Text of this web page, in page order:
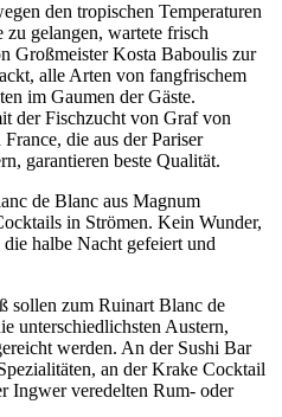
den tropischen Temperaturen
zu gelangen, wartete frisch
Großmeister Kosta Baboulis zur
alle Arten von fangfrischem
im Gaumen der Gäste.
der Fischzucht von Graf von
die aus der Pariser
garantieren beste Qualität.
de Blanc aus Magnum
in Strömen. Kein Wunder,
halbe Nacht gefeiert und
sollen zum Ruinart Blanc de
unterschiedlichsten Austern,
werden. An der Sushi Bar
an der Krake Cocktail
Ingwer veredelten Rum- oder